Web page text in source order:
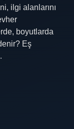
ilgi alanlarını
boyutlarda
Eş